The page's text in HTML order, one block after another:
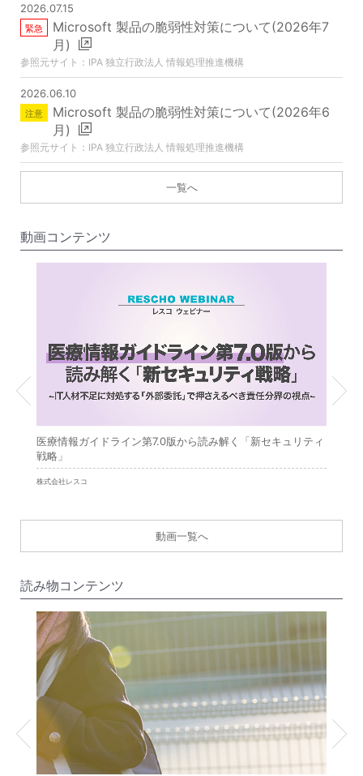
2026.07.15
Microsoft 製品の脆弱性対策について(2026年7
月)
IPA 独立行政法人 情報処理推進機構
2026.06.10
Microsoft 製品の脆弱性対策について(2026年6
月)
IPA 独立行政法人 情報処理推進機構
一覧へ
動画コンテンツ
医療情報ガイドライン第7.0版から読み解く「新セキュリティ
戦略」
株式会社レスコ
動画一覧へ
読み物コンテンツ